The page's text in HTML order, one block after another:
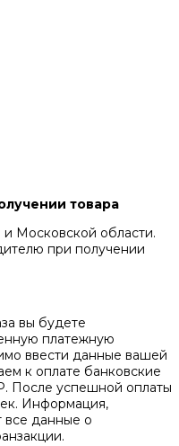
товара
Московской области.
при получении
вы будете
платежную
ввести данные вашей
к оплате банковские
После успешной оплаты
Информация,
все данные о